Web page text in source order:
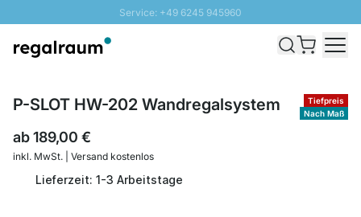
Service: +49 6245 945960
Schnelle Lieferung - Gratis Versand ab 100€
Tiefpreis
Nach Maß
P-SLOT HW-202 Wandregalsystem
ab189,00 €
inkl. MwSt. | Versand kostenlos
Lieferzeit: 1-3 Arbeitstage